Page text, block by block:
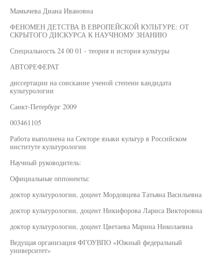
Мамычева Диана Ивановна
ФЕНОМЕН ДЕТСТВА В ЕВРОПЕЙСКОЙ КУЛЬТУРЕ: ОТ
СКРЫТОГО ДИСКУРСА К НАУЧНОМУ ЗНАНИЮ
Специальность 24 00 01 - теория и история культуры
АВТОРЕФЕРАТ
диссертации на соискание ученой степени кандидата
культурологии
Санкт-Петербург 2009
003461105
Работа выполнена на Секторе языки культур в Российском
институте культурологии
Научный руководитель:
Официальные оппоненты:
доктор культурологии, доцент Мордовцева Татьяна Васильевна
доктор культурологии, доцент Никифорова Лариса Викторовна
доктор культурологии, доцент Цветаева Марина Николаевна
Ведущая организация ФГОУВПО «Южный федеральный
университет»